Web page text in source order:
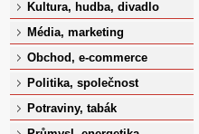
Kultura, hudba, divadlo
Média, marketing
Obchod, e-commerce
Politika, společnost
Potraviny, tabák